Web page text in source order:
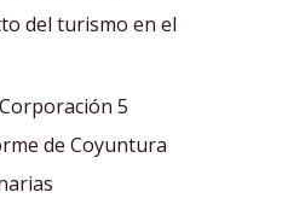
del turismo en el
5
de Coyuntura